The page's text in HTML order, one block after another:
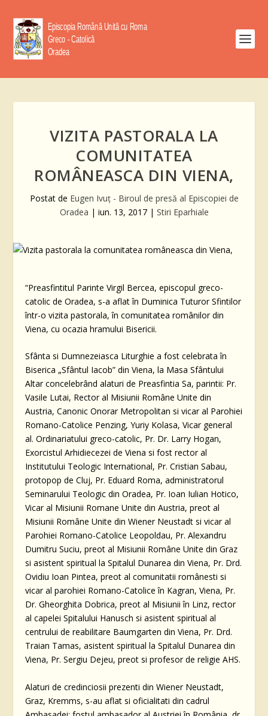
VIZITA PASTORALA LA
COMUNITATEA
ROMÂNEASCA DIN VIENA,
Postat de Eugen Ivuţ - Biroul de presă al Episcopiei de
Oradea | iun. 13, 2017| Stiri Eparhiale
“Preasfintitul Parinte Virgil Bercea, episcopul greco-
catolic de Oradea, s-a aflat în Duminica Tuturor Sfintilor
într-o vizita pastorala, în comunitatea românilor din
Viena, cu ocazia hramului Bisericii.
Sfânta si Dumnezeiasca Liturghie a fost celebrata în
Biserica „Sfântul Iacob” din Viena, la Masa Sfântului
Altar concelebrând alaturi de Preasfintia Sa, parintii: Pr.
Vasile Lutai, Rector al Misiunii Române Unite din
Austria, Canonic Onorar Metropolitan si vicar al Parohiei
Romano-Catolice Penzing, Yuriy Kolasa, Vicar general
al. Ordinariatului greco-catolic, Pr. Dr. Larry Hogan,
Exorcistul Arhidiecezei de Viena si fost rector al
Institutului Teologic International, Pr. Cristian Sabau,
protopop de Cluj, Pr. Eduard Roma, administratorul
Seminarului Teologic din Oradea, Pr. Ioan Iulian Hotico,
Vicar al Misiunii Romane Unite din Austria, preot al
Misiunii Române Unite din Wiener Neustadt si vicar al
Parohiei Romano-Catolice Leopoldau, Pr. Alexandru
Dumitru Suciu, preot al Misiunii Române Unite din Graz
si asistent spiritual la Spitalul Dunarea din Viena, Pr. Drd.
Ovidiu Ioan Pintea, preot al comunitatii românesti si
vicar al parohiei Romano-Catolice în Kagran, Viena, Pr.
Dr. Gheorghita Dobrica, preot al Misiunii în Linz, rector
al capelei Spitalului Hanusch si asistent spiritual al
centrului de reabilitare Baumgarten din Viena, Pr. Drd.
Traian Tamas, asistent spiritual la Spitalul Dunarea din
Viena, Pr. Sergiu Dejeu, preot si profesor de religie AHS.
Alaturi de credinciosii prezenti din Wiener Neustadt,
Graz, Kremms, s-au aflat si oficialitati din cadrul